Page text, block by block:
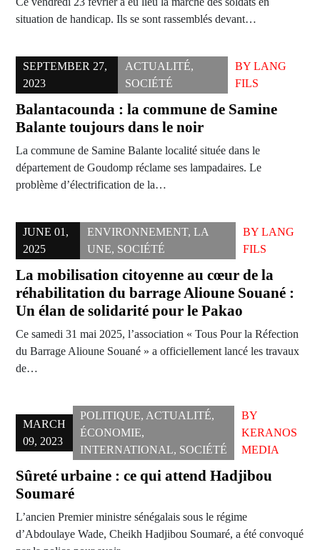
situation de handicap. Ils se sont rassemblés devant…
SEPTEMBER 27,
2023
ACTUALITÉ,
SOCIÉTÉ
BY LANG
FILS
Balantacounda : la commune de Samine
Balante toujours dans le noir
La commune de Samine Balante localité située dans le
département de Goudomp réclame ses lampadaires. Le
problème d’électrification de la…
JUNE 01,
2025
ENVIRONNEMENT, LA
UNE, SOCIÉTÉ
BY LANG
FILS
La mobilisation citoyenne au cœur de la
réhabilitation du barrage Alioune Souané :
Un élan de solidarité pour le Pakao
Ce samedi 31 mai 2025, l’association « Tous Pour la Réfection
du Barrage Alioune Souané » a officiellement lancé les travaux
de…
MARCH
09, 2023
POLITIQUE, ACTUALITÉ,
ÉCONOMIE,
INTERNATIONAL, SOCIÉTÉ
BY
KERANOS
MEDIA
Sûreté urbaine : ce qui attend Hadjibou
Soumaré
L’ancien Premier ministre sénégalais sous le régime
d’Abdoulaye Wade, Cheikh Hadjibou Soumaré, a été convoqué